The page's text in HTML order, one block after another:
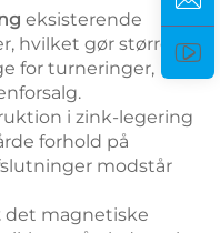
eksisterende
hvilket gør større
for turneringer,
i zink-legering
forhold på
modstår
det magnetiske